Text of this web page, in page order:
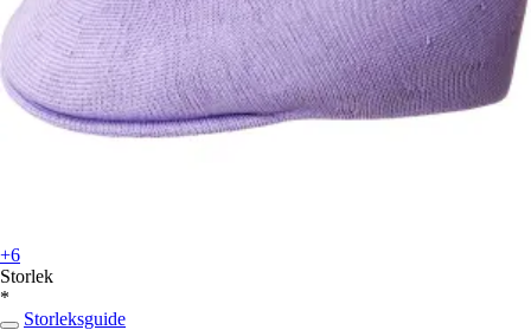
+6
Storlek
*
Storleksguide